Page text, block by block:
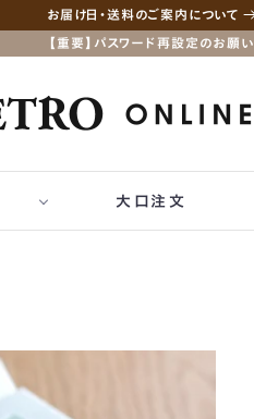
お届け日・送料のご案内について
【重要】パスワード再設定のお願い
大口注文